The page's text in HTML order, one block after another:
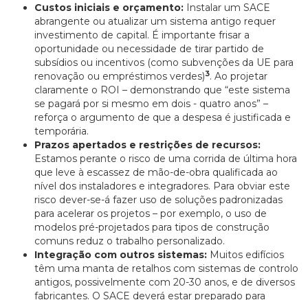
Custos iniciais e orçamento: Instalar um SACE
abrangente ou atualizar um sistema antigo requer
investimento de capital. É importante frisar a
oportunidade ou necessidade de tirar partido de
subsídios ou incentivos (como subvenções da UE para
renovação ou empréstimos verdes)3. Ao projetar
claramente o ROI – demonstrando que “este sistema
se pagará por si mesmo em dois - quatro anos” –
reforça o argumento de que a despesa é justificada e
temporária.
Prazos apertados e restrições de recursos:
Estamos perante o risco de uma corrida de última hora
que leve à escassez de mão-de-obra qualificada ao
nível dos instaladores e integradores. Para obviar este
risco dever-se-á fazer uso de soluções padronizadas
para acelerar os projetos – por exemplo, o uso de
modelos pré-projetados para tipos de construção
comuns reduz o trabalho personalizado.
Integração com outros sistemas: Muitos edifícios
têm uma manta de retalhos com sistemas de controlo
antigos, possivelmente com 20-30 anos, e de diversos
fabricantes. O SACE deverá estar preparado para